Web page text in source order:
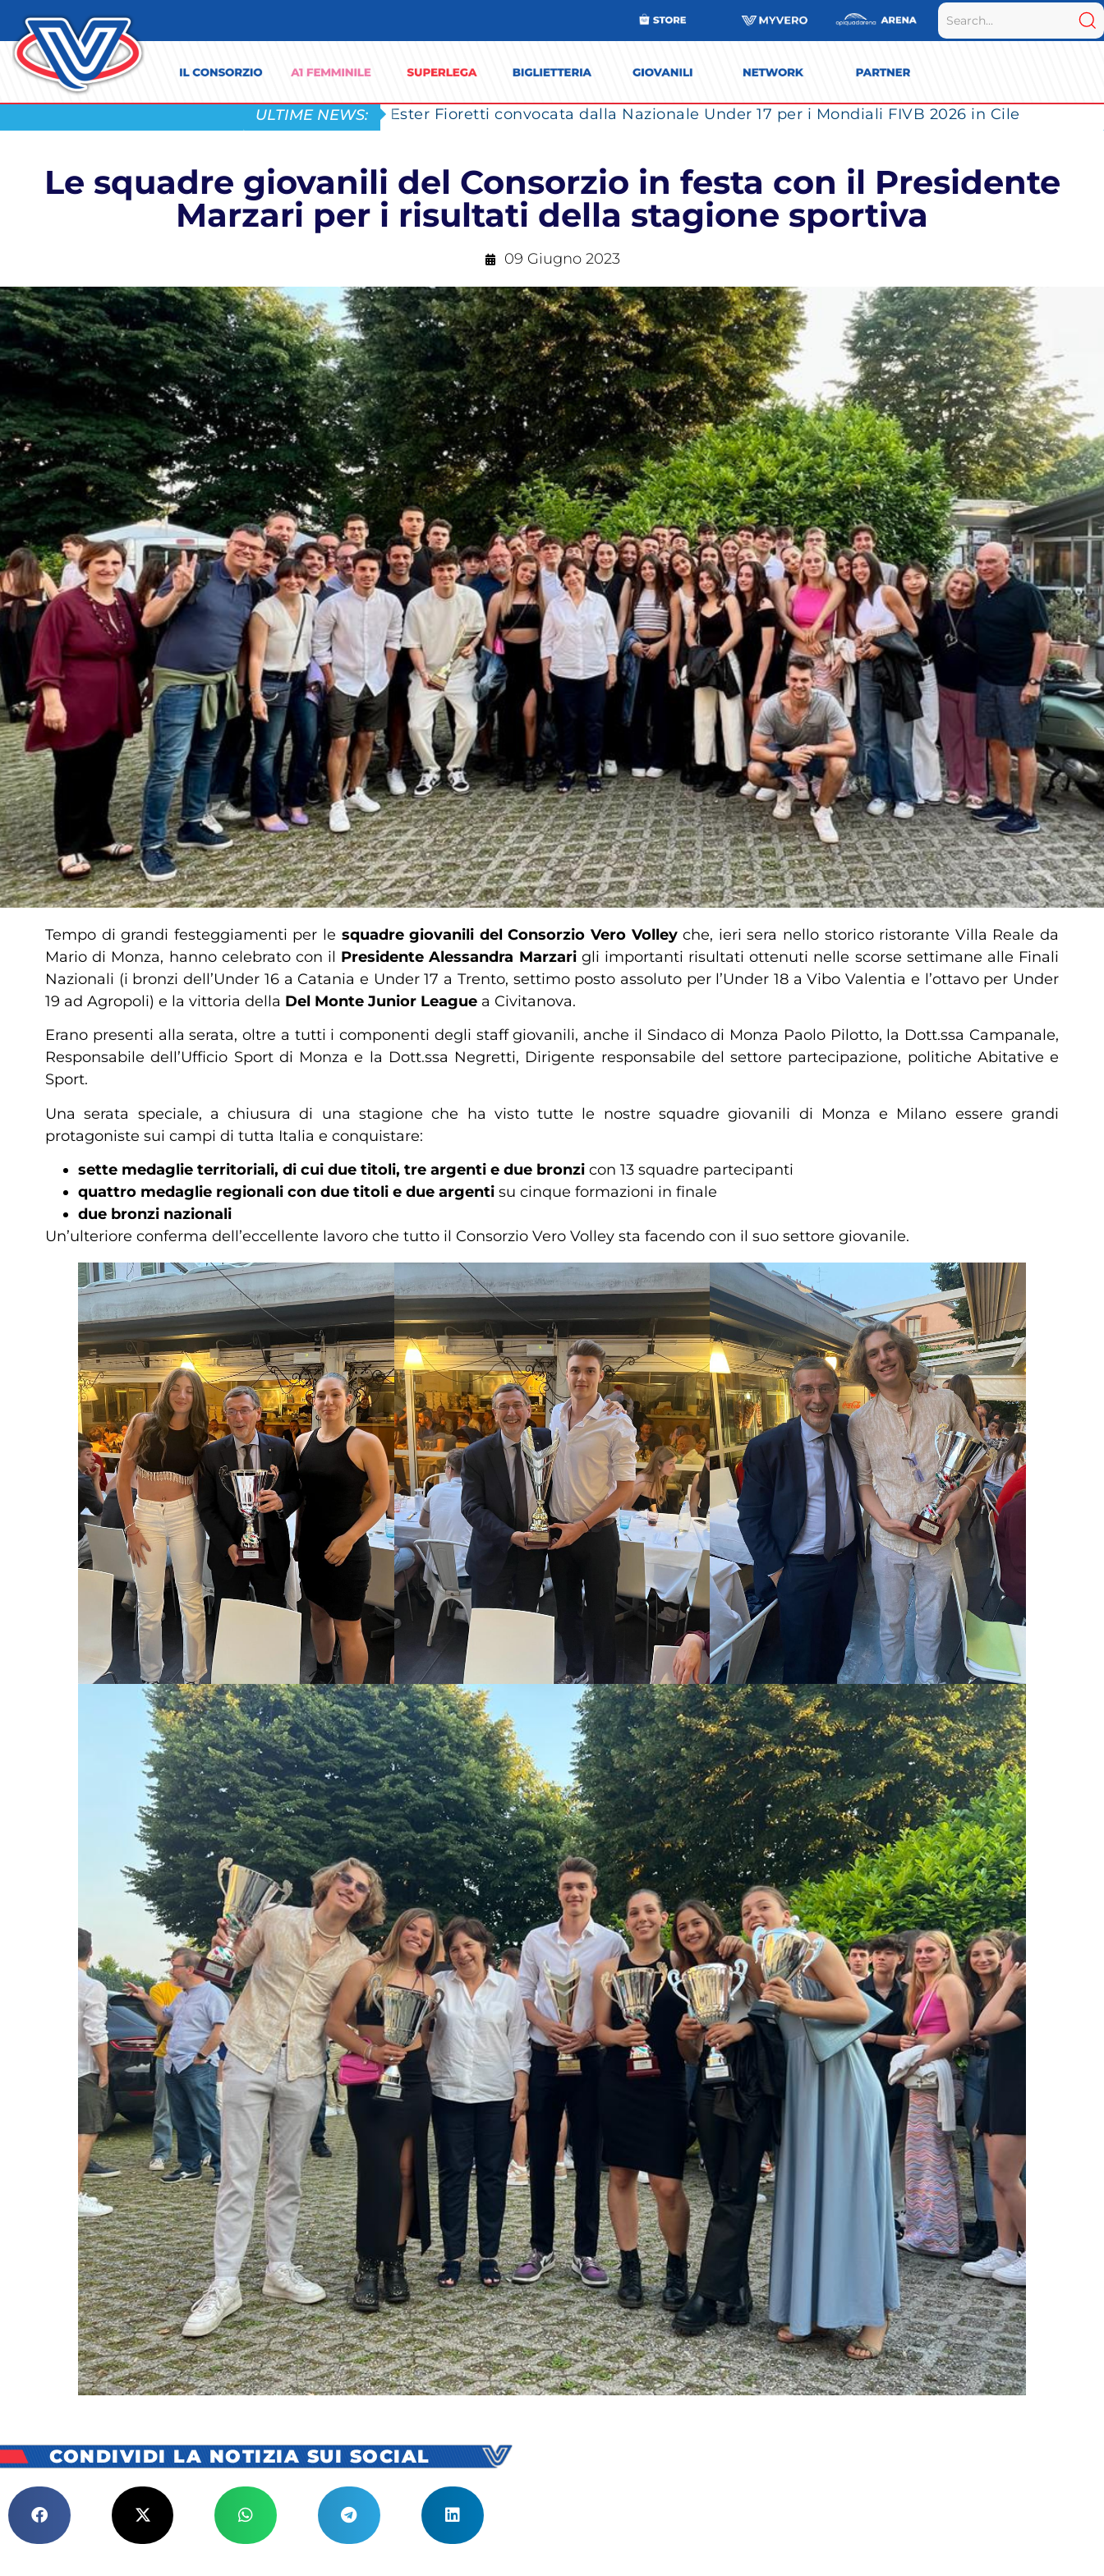
ULTIME NEWS: Ester Fioretti convocata dalla Nazionale Under 17 per i Mondiali FIVB 2026 in Cile
Le squadre giovanili del Consorzio in festa con il Presidente
Marzari per i risultati della stagione sportiva
09 Giugno 2023
Tempo di grandi festeggiamenti per le squadre giovanili del Consorzio Vero Volleyche, ieri sera nello storico ristorante Villa Reale da
Mario di Monza, hanno celebrato con il Presidente Alessandra Marzari gli importanti risultati ottenuti nelle scorse settimane alle Finali
Nazionali (i bronzi dell’Under 16 a Catania e Under 17 a Trento, settimo posto assoluto per l’Under 18 a Vibo Valentia e l’ottavo per Under
19 ad Agropoli) e la vittoria della Del Monte Junior League a Civitanova.
Erano presenti alla serata, oltre a tutti i componenti degli staff giovanili, anche il Sindaco di Monza Paolo Pilotto, la Dott.ssa Campanale,
Responsabile dell’Ufficio Sport di Monza e la Dott.ssa Negretti, Dirigente responsabile del settore partecipazione, politiche Abitative e
Sport.
Una serata speciale, a chiusura di una stagione che ha visto tutte le nostre squadre giovanili di Monza e Milano essere grandi
protagoniste sui campi di tutta Italia e conquistare:
sette medaglie territoriali, di cui due titoli, tre argenti e due bronzi con 13 squadre partecipanti
quattro medaglie regionali con due titoli e due argenti su cinque formazioni in finale
due bronzi nazionali
Un’ulteriore conferma dell’eccellente lavoro che tutto il Consorzio Vero Volley sta facendo con il suo settore giovanile.
CONDIVIDI LA NOTIZIA SUI SOCIAL